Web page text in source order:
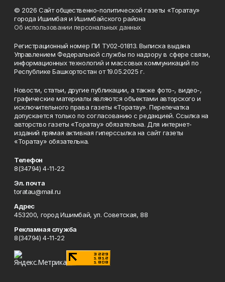
© 2026 Сайт общественно-политической газеты «Торатау»
города Ишимбая и Ишимбайского района
Об использовании персональных данных
Регистрационный номер ПИ ТУ02-01813. Выписка выдана
Управлением Федеральной службы по надзору в сфере связи,
информационных технологий и массовых коммуникаций по
Республике Башкортостан от 19.05.2025 г.
Новости, статьи, другие публикации, а также фото-, видео-,
графические материалы являются объектами авторского и
исключительного права газеты «Торатау». Перепечатка
допускается только по согласованию с редакцией. Ссылка на
авторство газеты «Торатау» обязательна. Для интернет-
изданий прямая активная гиперссылка на сайт газеты
«Торатау» обязательна.
Телефон
8(34794) 4-11-22
Эл. почта
toratau@mail.ru
Адрес
453200, город Ишимбай, ул. Советская, 88
Рекламная служба
8(34794) 4-11-22